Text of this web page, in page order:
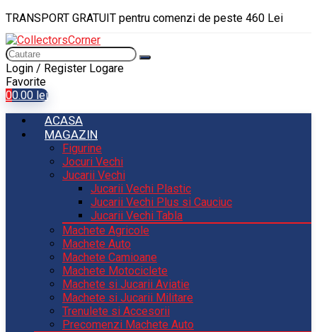
TRANSPORT GRATUIT pentru comenzi de peste 460 Lei
Login / Register Logare
Favorite
00.00 lei
ACASA
MAGAZIN
Figurine
Jocuri Vechi
Jucarii Vechi
Jucarii Vechi Plastic
Jucarii Vechi Plus si Cauciuc
Jucarii Vechi Tabla
Machete Agricole
Machete Auto
Machete Camioane
Machete Motociclete
Machete si Jucarii Aviatie
Machete si Jucarii Militare
Trenulete si Accesorii
Precomenzi Machete Auto